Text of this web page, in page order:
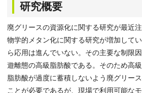
研究概要
廃グリースの資源化に関する研究が最近
物学的メタン化に関する研究が増加して
ら応用は進んでいない。その主要な制限
遊離態の高級脂肪酸である。そのため高
脂肪酸が過度に蓄積しないよう廃グリー
ことが必要であるが、現場で利用可能な